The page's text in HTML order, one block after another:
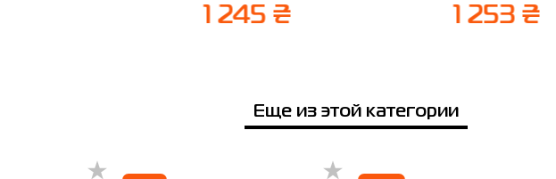
14 дней после покупки.
1 245 ₴
1 253 ₴
Еще из этой категории